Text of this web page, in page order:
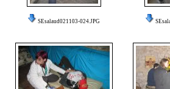
SEsalaud021103-024.JPG